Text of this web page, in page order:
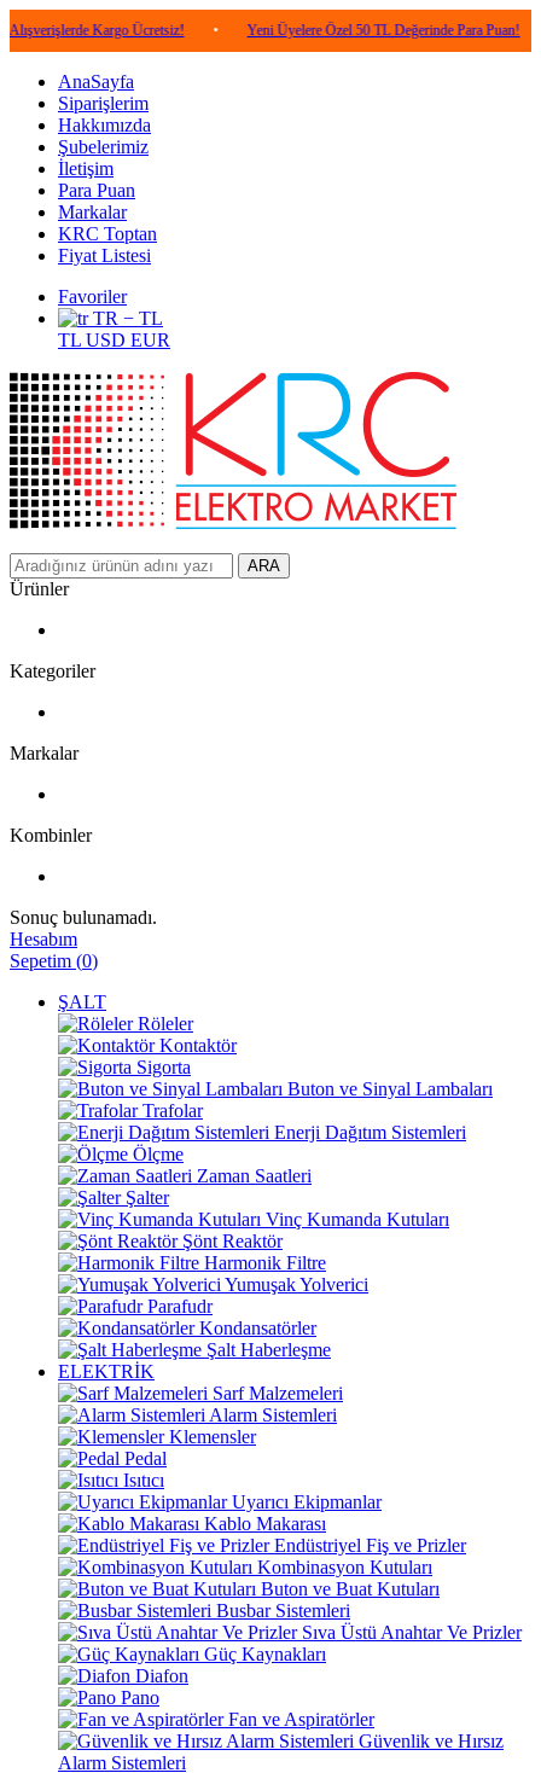
Kargo Ücretsiz! • Yeni Üyelere Özel 50 TL Değerinde Para Puan! •
AnaSayfa
Siparişlerim
Hakkımızda
Şubelerimiz
İletişim
Para Puan
Markalar
KRC Toptan
Fiyat Listesi
Favoriler
TR − TL
TL USD EUR
ARA
Ürünler
Kategoriler
Markalar
Kombinler
Sonuç bulunamadı.
Hesabım
Sepetim (0)
ŞALT
Röleler
Kontaktör
Sigorta
Buton ve Sinyal Lambaları
Trafolar
Enerji Dağıtım Sistemleri
Ölçme
Zaman Saatleri
Şalter
Vinç Kumanda Kutuları
Şönt Reaktör
Harmonik Filtre
Yumuşak Yolverici
Parafudr
Kondansatörler
Şalt Haberleşme
ELEKTRİK
Sarf Malzemeleri
Alarm Sistemleri
Klemensler
Pedal
Isıtıcı
Uyarıcı Ekipmanlar
Kablo Makarası
Endüstriyel Fiş ve Prizler
Kombinasyon Kutuları
Buton ve Buat Kutuları
Busbar Sistemleri
Sıva Üstü Anahtar Ve Prizler
Güç Kaynakları
Diafon
Pano
Fan ve Aspiratörler
Güvenlik ve Hırsız
Alarm Sistemleri